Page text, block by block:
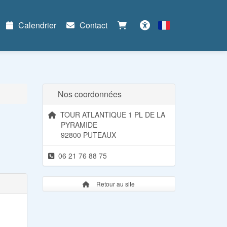
Calendrier
Contact
Français
Nos coordonnées
TOUR ATLANTIQUE 1 PL DE LA
PYRAMIDE
92800 PUTEAUX
06 21 76 88 75
Retour au site